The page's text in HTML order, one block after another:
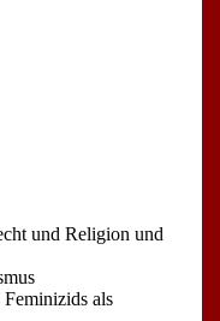
und Religion und
als